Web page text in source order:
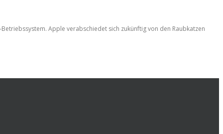
Apple verabschiedet sich zukünftig von den Raubkatzen